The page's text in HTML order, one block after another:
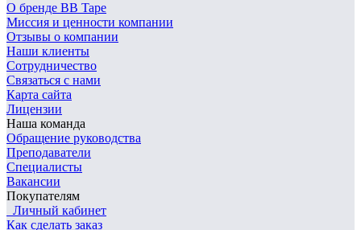
О бренде BB Tape
Миссия и ценности компании
Отзывы о компании
Наши клиенты
Сотрудничество
Связаться с нами
Карта сайта
Лицензии
Наша команда
Обращение руководства
Преподаватели
Специалисты
Вакансии
Покупателям
Личный кабинет
Как сделать заказ